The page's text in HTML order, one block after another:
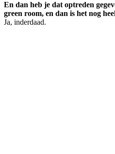
En dan heb je dat optreden
green room, en dan is het nog
Ja, inderdaad.